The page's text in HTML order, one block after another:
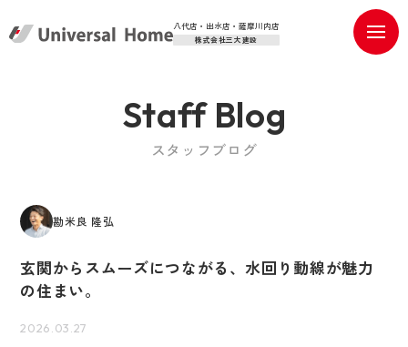
八代店・出水店・薩摩川内店
株式会社三大建設
Staff Blog
スタッフブログ
勘米良 隆弘
玄関からスムーズにつながる、水回り動線が魅力
の住まい。
2026.03.27